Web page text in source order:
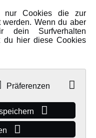
nur Cookies die zur
werden. Wenn du aber
dein Surfverhalten
du hier diese Cookies
Präferenzen